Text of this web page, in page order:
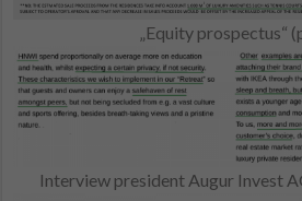
„Equity prospectus“
Interview president Augur Invest